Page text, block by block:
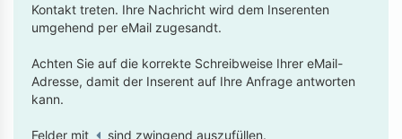
Kontakt treten. Ihre Nachricht wird dem Inserenten
umgehend per eMail zugesandt.
Achten Sie auf die korrekte Schreibweise Ihrer eMail-
Adresse, damit der Inserent auf Ihre Anfrage antworten
kann.
Felder mit sind zwingend auszufüllen.